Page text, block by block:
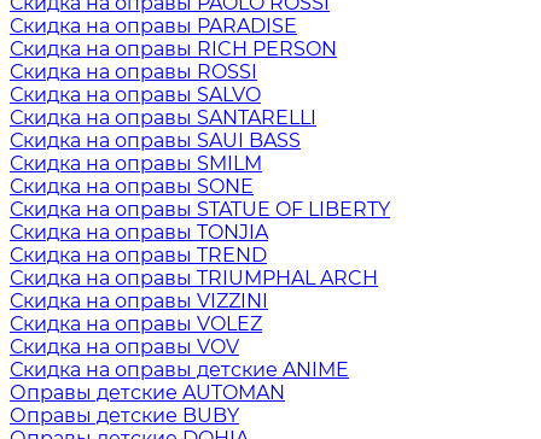
Скидка на оправы PARADISE
Скидка на оправы RICH PERSON
Скидка на оправы ROSSI
Скидка на оправы SALVO
Скидка на оправы SANTARELLI
Скидка на оправы SAUI BASS
Скидка на оправы SMILM
Скидка на оправы SONE
Скидка на оправы STATUE OF LIBERTY
Скидка на оправы TONJIA
Скидка на оправы TREND
Скидка на оправы TRIUMPHAL ARCH
Скидка на оправы VIZZINI
Скидка на оправы VOLEZ
Скидка на оправы VOV
Скидка на оправы детские ANIME
Оправы детские AUTOMAN
Оправы детские BUBY